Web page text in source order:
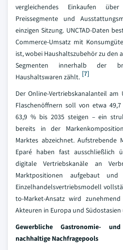
vergleichendes Einkaufen
Preissegmente und
einzigen Sitzung. UNCTAD-Daten
Commerce-Umsatz mit
ist, wobei Haushaltszubehör zu den
Segmenten innerhalb der
Haushaltswaren zählt. [7]
Der Online-Vertriebskanalanteil
Flaschenöffnern soll von etwa
63,9 % bis 2035 steigen – ein
bereits in der
Marktes abzeichnet. Aufstrebende
Eparé haben fast ausschließlich
digitale Vertriebskanäle an
Marktpositionen aufgebaut
Einzelhandelsvertriebsmodell
to-Market-Ansatz wird
Akteuren in Europa und
Gewerbliche Gastronomie-
nachhaltige Nachfragepools